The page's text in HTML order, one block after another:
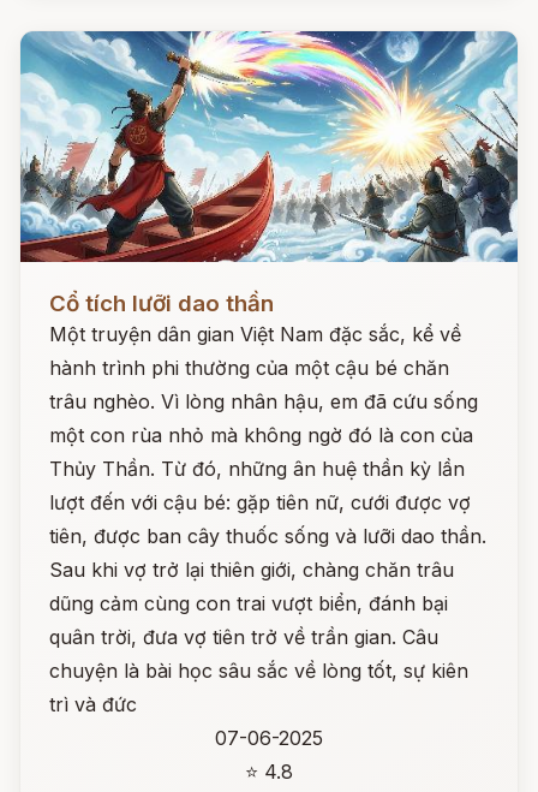
Đọc ngay
Cổ tích lưỡi dao thần
Một truyện dân gian Việt Nam đặc sắc, kể về
hành trình phi thường của một cậu bé chăn
trâu nghèo. Vì lòng nhân hậu, em đã cứu sống
một con rùa nhỏ mà không ngờ đó là con của
Thủy Thần. Từ đó, những ân huệ thần kỳ lần
lượt đến với cậu bé: gặp tiên nữ, cưới được vợ
tiên, được ban cây thuốc sống và lưỡi dao thần.
Sau khi vợ trở lại thiên giới, chàng chăn trâu
dũng cảm cùng con trai vượt biển, đánh bại
quân trời, đưa vợ tiên trở về trần gian. Câu
chuyện là bài học sâu sắc về lòng tốt, sự kiên
trì và đức
07-06-2025
⭐ 4.8